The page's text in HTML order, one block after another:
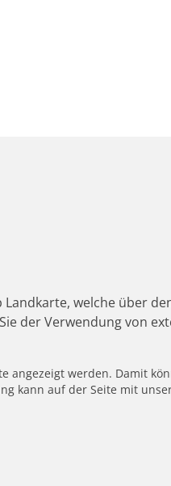
welche über
der Verwendung von
werden. Damit
kann auf der Seite mit